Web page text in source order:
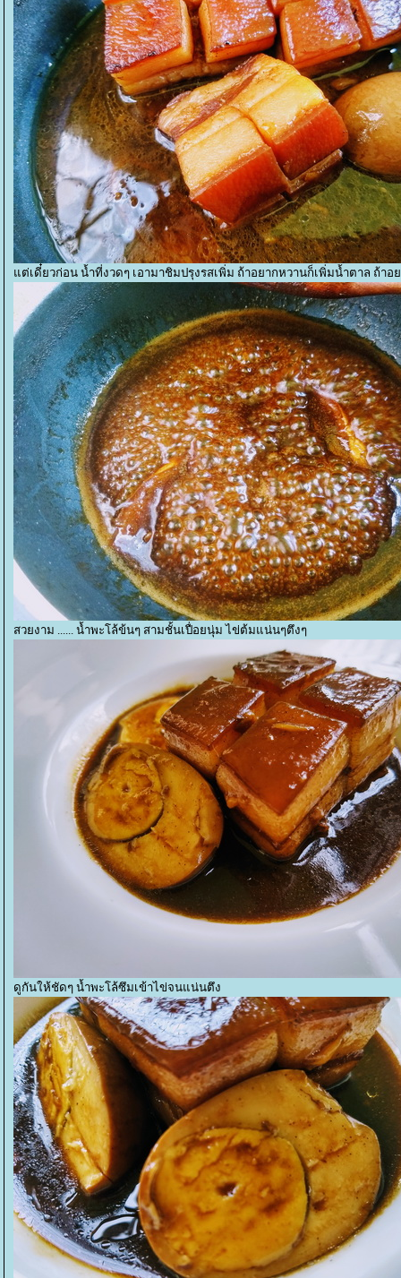
ต่เดี๋ยวก่อน น้ำที่งวดๆ เอามาชิมปรุงรสเพิ่ม ถ้าอยากหวานก็เพิ่มน้ำตาล ถ้า
สวยงาม ...... น้ำพะโล้ข้นๆ สามชั้นเปื่อยนุ่ม ไข่ต้มแน่นๆตึงๆ
ดูกันให้ชัดๆ น้ำพะโล้ซึมเข้าไข่จนแน่นตึง